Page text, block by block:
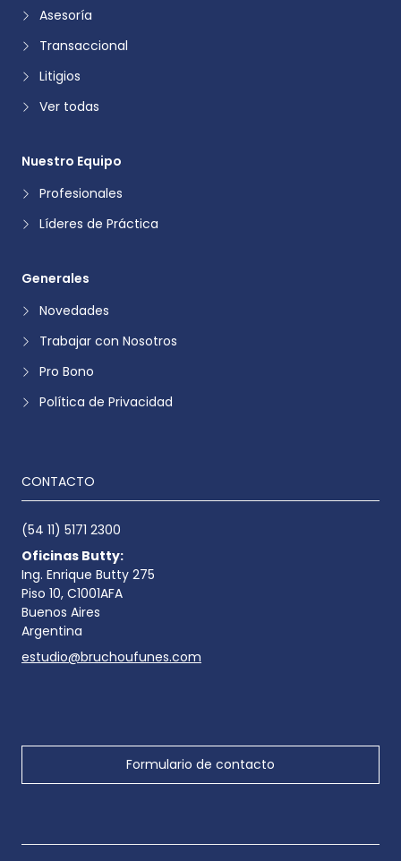
Asesoría
Transaccional
Litigios
Ver todas
Nuestro Equipo
Profesionales
Líderes de Práctica
Generales
Novedades
Trabajar con Nosotros
Pro Bono
Política de Privacidad
CONTACTO
(54 11) 5171 2300
Oficinas Butty:
Ing. Enrique Butty 275
Piso 10, C1001AFA
Buenos Aires
Argentina
estudio@bruchoufunes.com
Formulario de contacto